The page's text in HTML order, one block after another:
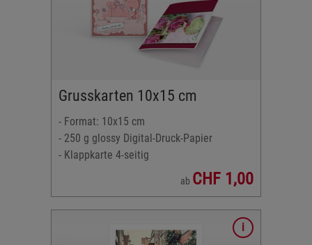
Grusskarten 10x15 cm
- Format: 10x15 cm
- 250 g glossy Digital-Druck-Papier
- Klappkarte 4-seitig
ab CHF 1,00